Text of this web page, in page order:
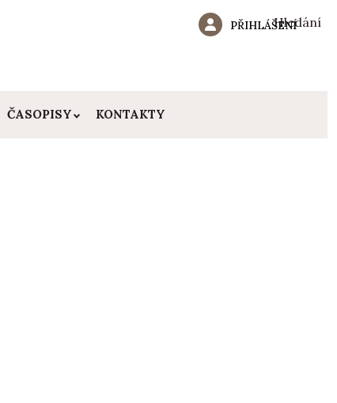
Hledání
PŘIHLÁŠENÍ
ČASOPISY KONTAKTY